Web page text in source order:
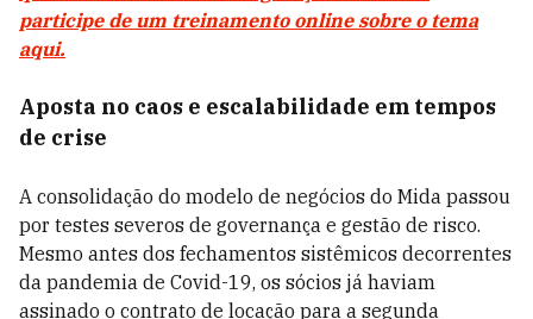
participe de um treinamento online sobre o tema
aqui.
Aposta no caos e escalabilidade em tempos
de crise
A consolidação do modelo de negócios do Mida passou
por testes severos de governança e gestão de risco.
Mesmo antes dos fechamentos sistêmicos decorrentes
da pandemia de Covid-19, os sócios já haviam
assinado o contrato de locação para a segunda